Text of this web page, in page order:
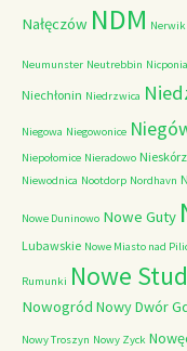
Nałęczów NDM Nerwik
Neumunster Neutrebbin Nicponia
Niechłonin Niedrzwica
Niegowa Niegowonice
Niepołomice Nieradowo Nieskórz
Niewodnica Nootdorp Nordhavn
Nowe Duninowo Nowe Guty
Lubawskie Nowe Miasto nad
Rumunki Nowe
Nowogród Nowy Dwór
Nowy Troszyn Nowy Zyck